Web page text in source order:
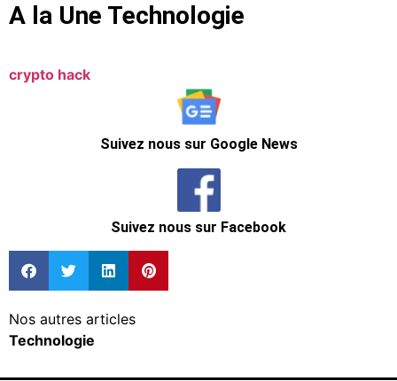
A la Une Technologie
crypto hack
Suivez nous sur Google News
Suivez nous sur Facebook
Nos autres articles
Technologie